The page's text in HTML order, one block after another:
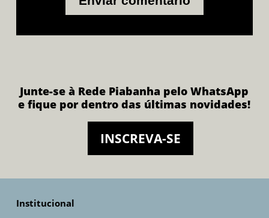
Junte-se à Rede Piabanha pelo WhatsApp
e fique por dentro das últimas novidades!
INSCREVA-SE
Institucional